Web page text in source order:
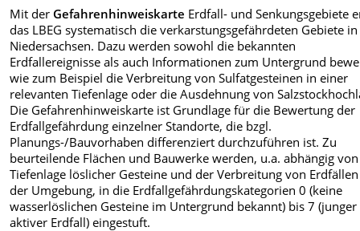
Mit der Gefahrenhinweiskarte Erdfall- und Senkungsgebiete
das LBEG systematisch die verkarstungsgefährdeten Gebiete in
Niedersachsen. Dazu werden sowohl die bekannten
Erdfallereignisse als auch Informationen zum Untergrund
wie zum Beispiel die Verbreitung von Sulfatgesteinen in einer
relevanten Tiefenlage oder die Ausdehnung von
Die Gefahrenhinweiskarte ist Grundlage für die Bewertung der
Erdfallgefährdung einzelner Standorte, die bzgl.
Planungs-/Bauvorhaben differenziert durchzuführen ist. Zu
beurteilende Flächen und Bauwerke werden, u.a. abhängig
Tiefenlage löslicher Gesteine und der Verbreitung von
der Umgebung, in die Erdfallgefährdungskategorien 0 (keine
wasserlöslichen Gesteine im Untergrund bekannt) bis 7
aktiver Erdfall) eingestuft.